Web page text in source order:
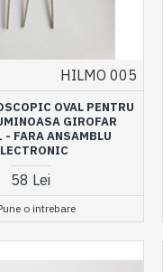
HILMO 005
OVAL PENTRU
GIROFAR
- FARA ANSAMBLU
58 Lei
o intrebare